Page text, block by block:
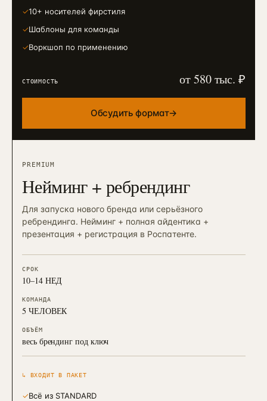
✓10+ носителей фирстиля
✓Шаблоны для команды
✓Воркшоп по применению
СТОИМОСТЬ от 580 тыс. ₽
Обсудить формат→
PREMIUM
Нейминг + ребрендинг
Для запуска нового бренда или серьёзного
ребрендинга. Нейминг + полная айдентика +
презентация + регистрация в Роспатенте.
СРОК
10–14 НЕД
КОМАНДА
5 ЧЕЛОВЕК
ОБЪЁМ
весь брендинг под ключ
↳ ВХОДИТ В ПАКЕТ
✓Всё из STANDARD